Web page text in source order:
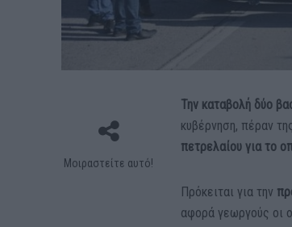
Μοιραστείτε αυτό!
Την καταβολή δύο
κυβέρνηση, πέραν
πετρελαίου για το
Πρόκειται για την
αφορά γεωργούς οι